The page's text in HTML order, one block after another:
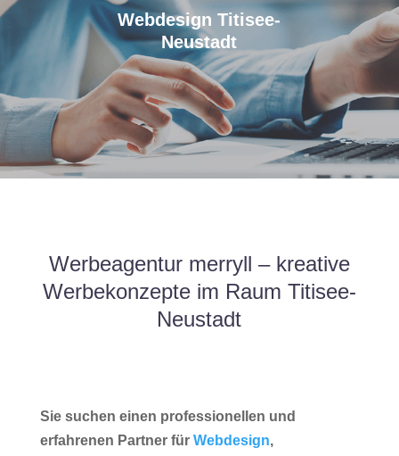
Webdesign Titisee-
Neustadt
Werbeagentur merryll – kreative
Werbekonzepte im Raum Titisee-
Neustadt
Sie suchen einen professionellen und
erfahrenen Partner für Webdesign,